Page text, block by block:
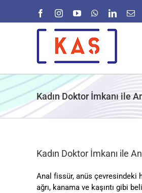
FacebookInstagramYouTubeWhatsApp
LinkedIn
E-
Kadın Doktor İmkanı ile
Kadın Doktor İmkanı ile
Anal fissür, anüs çevresindeki
ağrı, kanama ve kaşıntı gibi